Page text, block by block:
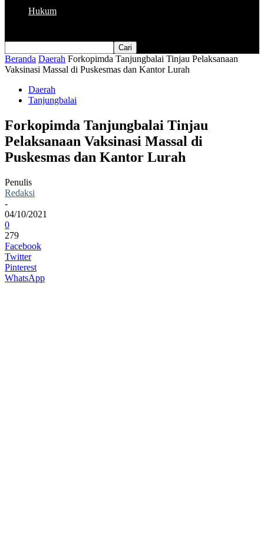
Hukum
Beranda Daerah Forkopimda Tanjungbalai Tinjau Pelaksanaan
Vaksinasi Massal di Puskesmas dan Kantor Lurah
Daerah
Tanjungbalai
Forkopimda Tanjungbalai Tinjau
Pelaksanaan Vaksinasi Massal di
Puskesmas dan Kantor Lurah
Penulis
Redaksi
-
04/10/2021
0
279
Facebook
Twitter
Pinterest
WhatsApp